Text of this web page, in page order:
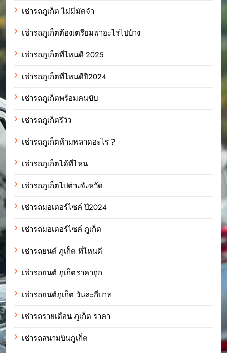
เช่ารถภูเก็ต ไม่มีมัดจำ
เช่ารถภูเก็ตต้องเตรียมพาอะไรไปบ้าง
เช่ารถภูเก็ตที่ไหนดี 2025
เช่ารถภูเก็ตที่ไหนดีปี2024
เช่ารถภูเก็ตพร้อมคนขับ
เช่ารถภูเก็ตรีวิว
เช่ารถภูเก็ตห้ามพลาดอะไร ?
เช่ารถภูเก็ตได้ที่ไหน
เช่ารถภูเก็ตไปต่างจังหวัด
เช่ารถมอเตอร์ไซค์ ปี2024
เช่ารถมอเตอร์ไซค์ ภูเก็ต
เช่ารถยนต์ ภูเก็ต ที่ไหนดี
เช่ารถยนต์ ภูเก็ตราคาถูก
เช่ารถยนต์ภูเก็ต วันละกี่บาท
เช่ารถรายเดือน ภูเก็ต ราคา
เช่ารถสนามบินภูเก็ต